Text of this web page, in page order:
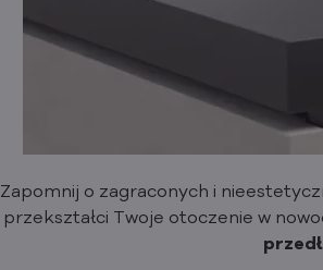
Zapomnij o zagraconych i
przekształci Twoje otoczenie w